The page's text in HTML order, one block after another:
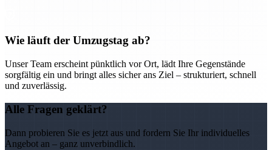
Wie läuft der Umzugstag ab?
Unser Team erscheint pünktlich vor Ort, lädt Ihre Gegenstände
sorgfältig ein und bringt alles sicher ans Ziel – strukturiert, schnell
und zuverlässig.
Alle Fragen geklärt?
Dann probieren Sie es jetzt aus und fordern Sie Ihr individuelles
Angebot an – ganz unverbindlich.